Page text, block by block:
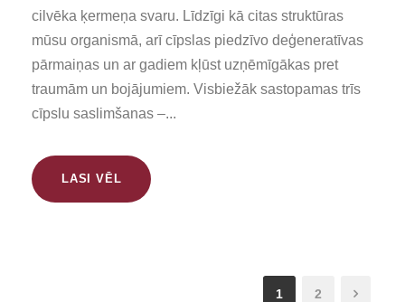
cilvēka ķermeņa svaru. Līdzīgi kā citas struktūras
mūsu organismā, arī cīpslas piedzīvo deģeneratīvas
pārmaiņas un ar gadiem kļūst uzņēmīgākas pret
traumām un bojājumiem. Visbiežāk sastopamas trīs
cīpslu saslimšanas –...
LASI VĒL
1 2